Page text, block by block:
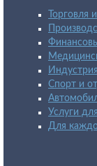
Торговля
Спорт и
Услуги
Для